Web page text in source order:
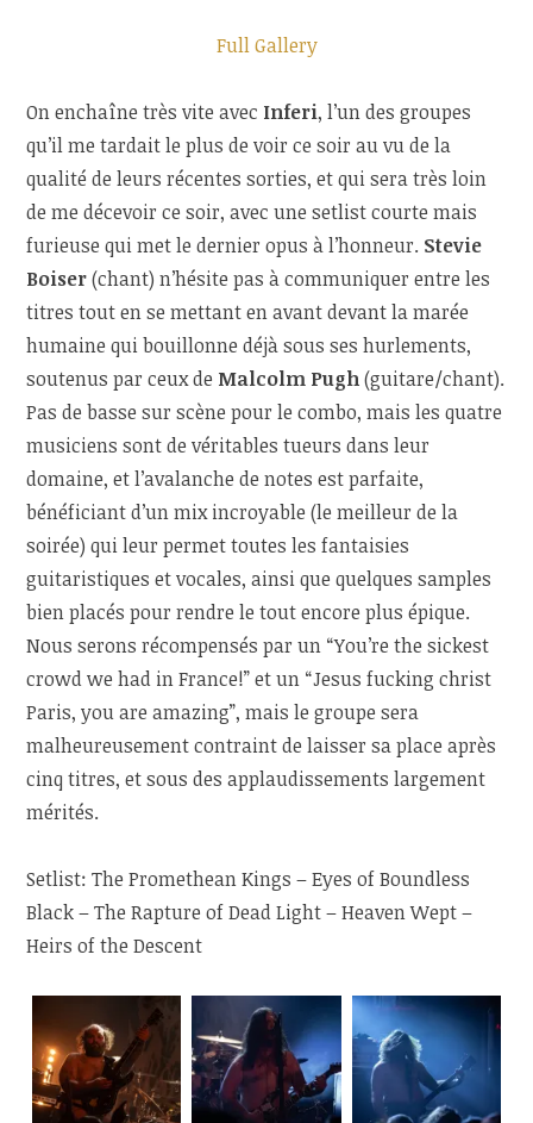
Full Gallery
On enchaîne très vite avec Inferi, l’un des groupes
qu’il me tardait le plus de voir ce soir au vu de la
qualité de leurs récentes sorties, et qui sera très loin
de me décevoir ce soir, avec une setlist courte mais
furieuse qui met le dernier opus à l’honneur. Stevie
Boiser(chant) n’hésite pas à communiquer entre les
titres tout en se mettant en avant devant la marée
humaine qui bouillonne déjà sous ses hurlements,
soutenus par ceux de Malcolm Pugh(guitare/chant).
Pas de basse sur scène pour le combo, mais les quatre
musiciens sont de véritables tueurs dans leur
domaine, et l’avalanche de notes est parfaite,
bénéficiant d’un mix incroyable (le meilleur de la
soirée) qui leur permet toutes les fantaisies
guitaristiques et vocales, ainsi que quelques samples
bien placés pour rendre le tout encore plus épique.
Nous serons récompensés par un “You’re the sickest
crowd we had in France!” et un “Jesus fucking christ
Paris, you are amazing”, mais le groupe sera
malheureusement contraint de laisser sa place après
cinq titres, et sous des applaudissements largement
mérités.
Setlist: The Promethean Kings – Eyes of Boundless
Black – The Rapture of Dead Light – Heaven Wept –
Heirs of the Descent